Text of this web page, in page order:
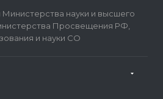
науки и высшего
Просвещения РФ,
и науки СО